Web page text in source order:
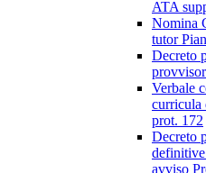
ATA
Nomina
tutor
Decreto
Verbale
curricula
prot. 172
Decreto
avviso